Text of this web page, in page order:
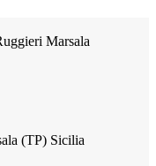
Marsala
(TP) Sicilia